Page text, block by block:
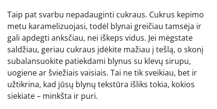
Taip pat svarbu nepadauginti cukraus. Cukrus kepimo
metu karamelizuojasi, todėl blynai greičiau tamsėja ir
gali apdegti anksčiau, nei iškeps vidus. Jei mėgstate
saldžiau, geriau cukraus įdėkite mažiau į tešlą, o skonį
subalansuokite patiekdami blynus su klevų sirupu,
uogiene ar šviežiais vaisiais. Tai ne tik sveikiau, bet ir
užtikrina, kad jūsų blynų tekstūra išliks tokia, kokios
siekiate – minkšta ir puri.